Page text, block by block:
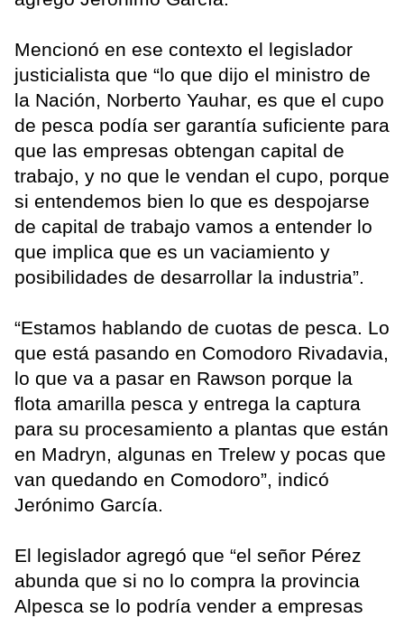
Mencionó en ese contexto el legislador
justicialista que “lo que dijo el ministro de
la Nación, Norberto Yauhar, es que el cupo
de pesca podía ser garantía suficiente para
que las empresas obtengan capital de
trabajo, y no que le vendan el cupo, porque
si entendemos bien lo que es despojarse
de capital de trabajo vamos a entender lo
que implica que es un vaciamiento y
posibilidades de desarrollar la industria”.
“Estamos hablando de cuotas de pesca. Lo
que está pasando en Comodoro Rivadavia,
lo que va a pasar en Rawson porque la
flota amarilla pesca y entrega la captura
para su procesamiento a plantas que están
en Madryn, algunas en Trelew y pocas que
van quedando en Comodoro”, indicó
Jerónimo García.
El legislador agregó que “el señor Pérez
abunda que si no lo compra la provincia
Alpesca se lo podría vender a empresas